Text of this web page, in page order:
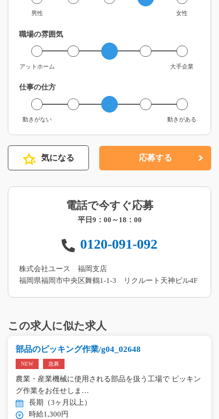
男性 女性
職場の雰囲気
アットホーム 大手企業
仕事の仕方
動きがない 動きがある
気になる 応募する
電話で今すぐ応募
平日9：00～18：00
0120-091-092
株式会社ユース 福岡支店
福岡県福岡市中央区舞鶴1-1-3 リクルート天神ビル4F
この求人に似た求人
部品のピッキング作業/g04_02648
NEW 急募
農業・産業機械に使用される部品を扱う工場で ピッキン
グ作業をお任せしま…
長期（3ヶ月以上）
時給1,300円